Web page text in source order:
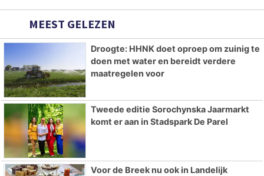
MEEST GELEZEN
Droogte: HHNK doet oproep om zuinig te
doen met water en bereidt verdere
maatregelen voor
Tweede editie Sorochynska Jaarmarkt
komt er aan in Stadspark De Parel
Voor de Breek nu ook in Landelijk